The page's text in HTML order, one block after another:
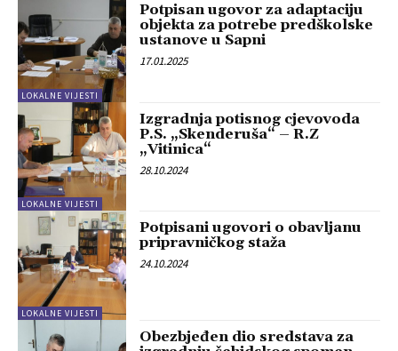
LOKALNE VIJESTI
Potpisan ugovor za adaptaciju
objekta za potrebe predškolske
ustanove u Sapni
17.01.2025
LOKALNE VIJESTI
Izgradnja potisnog cjevovoda
P.S. „Skenderuša“ – R.Z
„Vitinica“
28.10.2024
LOKALNE VIJESTI
Potpisani ugovori o obavljanu
pripravničkog staža
24.10.2024
Obezbjeđen dio sredstava za